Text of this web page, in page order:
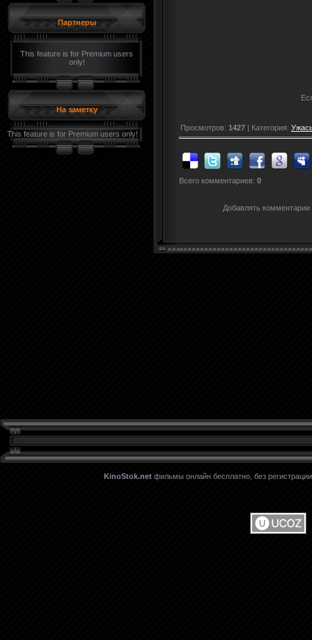
Партнеры
This feature is for Premium users
only!
На заметку
This feature is for Premium users only!
Просмотров: 1427 | Категория:
Всего комментариев: 0
Добавлять комментарии
KinoStok.net фильмы онлайн бесплатно, без